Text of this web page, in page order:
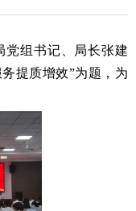
党组 书记、 局长张建
提质增效”为题，为